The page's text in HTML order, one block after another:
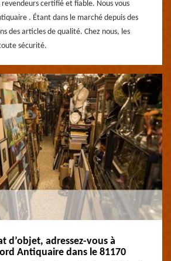
revendeurs certifié et fiable. Nous vous
. Étant dans le marché depuis des
des articles de qualité. Chez nous, les
sécurité.
d’objet, adressez-vous à
Antiquaire dans le 81170